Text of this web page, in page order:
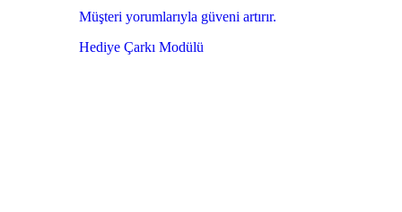
Müşteri yorumlarıyla güveni artırır.
Hediye Çarkı Modülü